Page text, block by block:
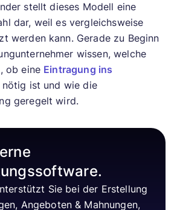
stellt dieses Modell eine
dar, weil es vergleichsweise
werden kann. Gerade zu Beginn
wissen, welche
ob eine Eintragung ins
nötig ist und wie die
geregelt wird.
Sie bei der Erstellung
Angeboten & Mahnungen,